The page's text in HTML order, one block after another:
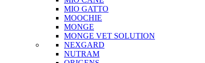
MIO GATTO
MOOCHIE
MONGE
MONGE VET SOLUTION
NEXGARD
NUTRAM